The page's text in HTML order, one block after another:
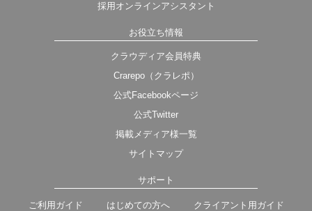
採用オンラインアシスタント
お役立ち情報
クラウディア会員特典
Crarepo（クラレポ）
公式Facebookページ
公式Twitter
掲載メディア様一覧
サイトマップ
サポート
ご利用ガイド はじめての方へ クライアント用ガイド